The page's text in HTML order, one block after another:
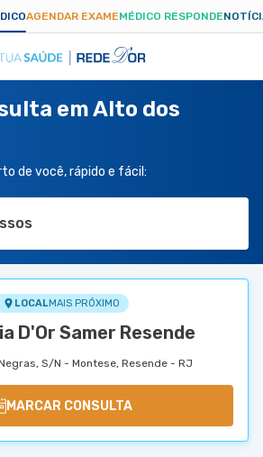
AGENDAR EXAMEMÉDICO RESPONDE
em Alto dos
de você, rápido e fácil:
LOCALMAIS PRÓXIMO
D'Or Samer Resende
S/N - Montese, Resende - RJ
MARCAR CONSULTA